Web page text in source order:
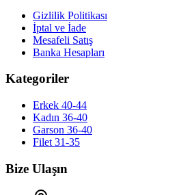
Gizlilik Politikası
İptal ve İade
Mesafeli Satış
Banka Hesapları
Kategoriler
Erkek 40-44
Kadın 36-40
Garson 36-40
Filet 31-35
Bize Ulaşın